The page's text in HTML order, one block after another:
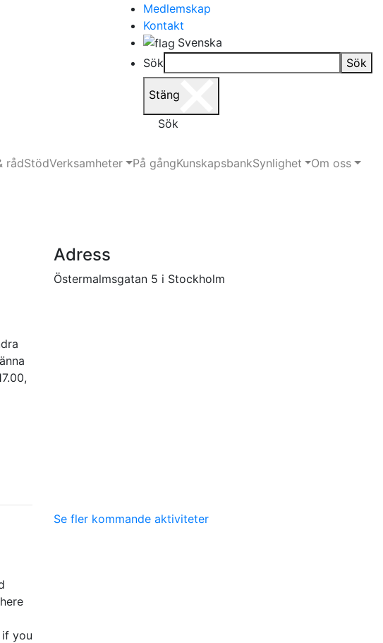
Medlemskap
Kontakt
Svenska
Sök
Sök
Stäng
Sök
rådStödVerksamheter På gångKunskapsbankSynlighet Om oss
if you
Adress
Östermalmsgatan 5 i Stockholm
Se fler kommande aktiviteter